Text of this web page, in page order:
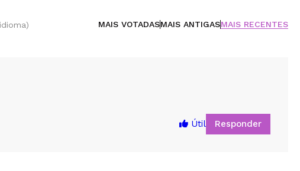
MAIS VOTADASMAIS ANTIGASMAIS RECENTES
Útil Responder